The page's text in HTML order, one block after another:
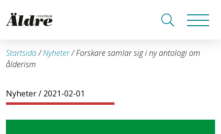
Startsida/Nyheter/Forskare samlar sig i ny antologi om
ålderism
Nyheter/ 2021-02-01